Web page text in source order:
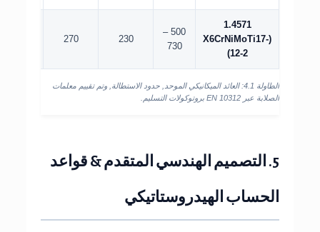
1.4571
(X6CrNiMoTi17-
12-2)
500 –
730
230
270
الطاولة 4.1: العائد الميكانيكي الموحد, حدود الاستطالة, وتم تقييم معلمات
الصلابة عبر EN 10312 بروتوكولات التسليم.
5. التصميم الهندسي المتقدم & قواعد
الحساب الهيدروستاتيكي